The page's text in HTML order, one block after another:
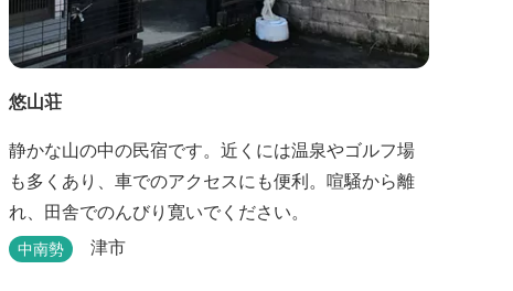
悠山荘
静かな山の中の民宿です。近くには温泉やゴルフ場
も多くあり、車でのアクセスにも便利。喧騒から離
れ、田舎でのんびり寛いでください。
中南勢 津市